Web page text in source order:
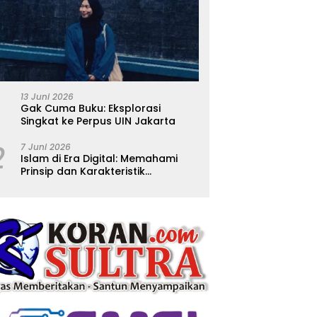
13 Juni 2026
Gak Cuma Buku: Eksplorasi
Singkat ke Perpus UIN Jakarta
7 Juni 2026
Islam di Era Digital: Memahami
Prinsip dan Karakteristik